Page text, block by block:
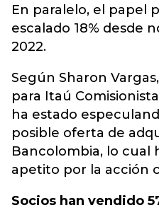
En paralelo, el papel
escalado 18% desde
2022.
Según Sharon
para Itaú
ha estado
posible oferta de
Bancolombia, lo cual
apetito por la acción
Socios han vendido